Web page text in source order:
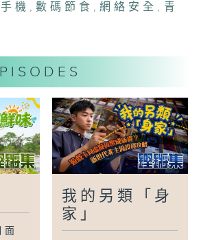
戰。
手機 , 數碼節食 ,網絡安全 , 青
我的另類「身
家」